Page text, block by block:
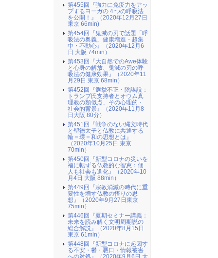
第455回『強力に免疫力をアッ
プするヨーガの４つの呼吸法
を公開！』（2020年12月27日
東京 66min)
第454回『鬼滅の刃で話題「呼
吸法の奥義」健康増進・超集
中・不動心』（2020年12月6
日 大阪 74min）
第453回『大自然でのAwe体験
と心身の解放、鬼滅の刃の呼
吸法の健康効果』（2020年11
月29日 東京 68min）
第452回『選挙不正・陰謀説：
トランプ氏支持者とオウム真
理教の類似点、その心理的・
社会的背景』（2020年11月8
日大阪 80分）
第451回『戦争のない縄文時代
と聖徳太子と仏教に共通する
輪＝環＝和の思想とは』
（2020年10月25日 東京
70min）
第450回『新型コロナの災いを
福に転ずる仏教的な智恵：個
人も社会も進化』（2020年10
月4日 大阪 88min）
第449回『宗教消滅の時代に重
要性を増す仏教の悟りの思
想』（2020年9月27日東京
75min）
第446回『夏期セミナー講義：
未来を読み解く文明周期説の
総合解説』（2020年8月15日
東京 61min）
第448回『新型コロナに起因す
る不安・鬱・悪口・情報被害
への対処』（2020年9月6日 大